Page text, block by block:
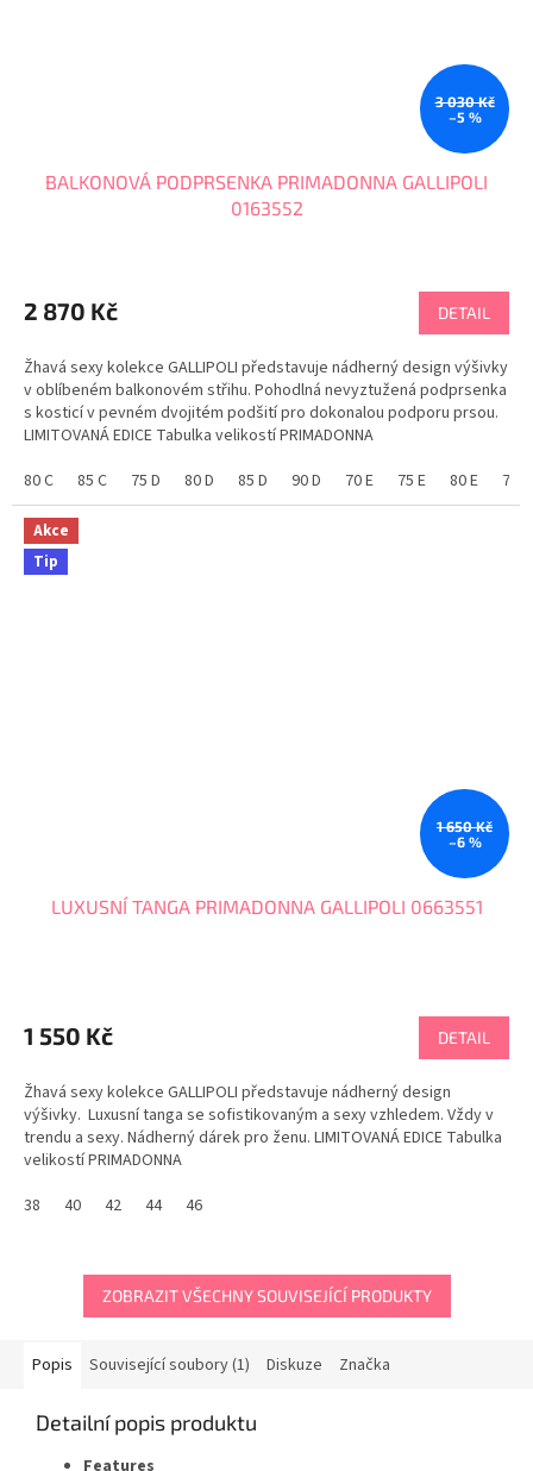
3 030 Kč
–5 %
BALKONOVÁ PODPRSENKA PRIMADONNA GALLIPOLI
0163552
2 870 Kč DETAIL
Žhavá sexy kolekce GALLIPOLI představuje nádherný design výšivky
v oblíbeném balkonovém střihu. Pohodlná nevyztužená podprsenka
s kosticí v pevném dvojitém podšití pro dokonalou podporu prsou.
LIMITOVANÁ EDICE Tabulka velikostí PRIMADONNA
80 C
85 C 75 D 80 D 85 D 90 D 70 E 75 E 80 E 75 F
Akce
Tip
1 650 Kč
–6 %
LUXUSNÍ TANGA PRIMADONNA GALLIPOLI 0663551
1 550 Kč DETAIL
Žhavá sexy kolekce GALLIPOLI představuje nádherný design
výšivky. Luxusní tanga se sofistikovaným a sexy vzhledem. Vždy v
trendu a sexy. Nádherný dárek pro ženu. LIMITOVANÁ EDICE Tabulka
velikostí PRIMADONNA
38
40 42 44 46
ZOBRAZIT VŠECHNY SOUVISEJÍCÍ PRODUKTY
Popis Související soubory (1) Diskuze Značka
Detailní popis produktu